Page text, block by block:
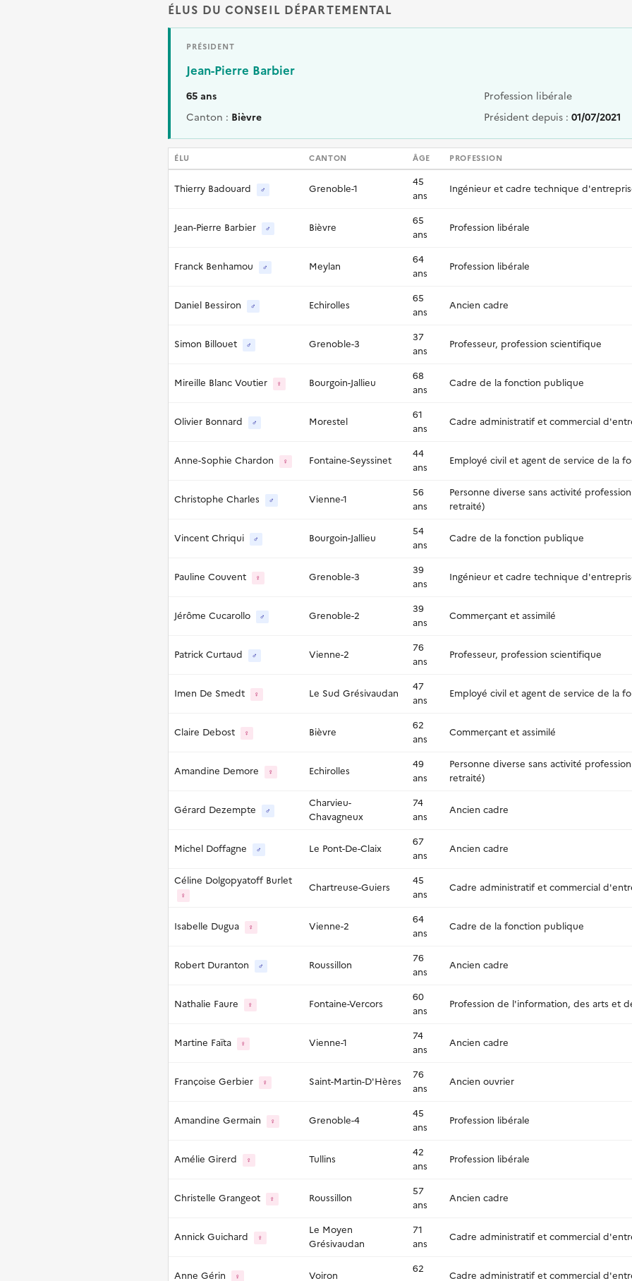
ÉLUS DU CONSEIL DÉPARTEMENTAL
PRÉSIDENT
Jean-Pierre Barbier
65 ans
Profession libérale
Canton : Bièvre Président depuis : 01/07/2021
ÉLU CANTON ÂGE PROFESSION
Thierry Badouard ♂ Grenoble-1
45
ans
Ingénieur et cadre technique
Jean-Pierre Barbier ♂ Bièvre
65
ans
Profession libérale
Franck Benhamou ♂ Meylan
64
ans
Profession libérale
Daniel Bessiron ♂ Echirolles
65
ans
Ancien cadre
Simon Billouet ♂ Grenoble-3
37
ans
Professeur, profession scientifique
Mireille Blanc Voutier ♀ Bourgoin-Jallieu
68
ans
Cadre de la fonction publique
Olivier Bonnard ♂ Morestel
61
ans
Cadre administratif et commercial
Anne-Sophie Chardon ♀ Fontaine-Seyssinet
44
ans
Employé civil et agent de service de la
Christophe Charles ♂ Vienne-1
56
ans
Personne diverse sans activité
retraité)
Vincent Chriqui ♂ Bourgoin-Jallieu
54
ans
Cadre de la fonction publique
Pauline Couvent ♀ Grenoble-3
39
ans
Ingénieur et cadre technique
Jérôme Cucarollo ♂ Grenoble-2
39
ans
Commerçant et assimilé
Patrick Curtaud ♂ Vienne-2
76
ans
Professeur, profession scientifique
Imen De Smedt ♀ Le Sud Grésivaudan
47
ans
Employé civil et agent de service de la
Claire Debost ♀ Bièvre
62
ans
Commerçant et assimilé
Amandine Demore ♀ Echirolles
49
ans
Personne diverse sans activité
retraité)
Gérard Dezempte ♂
Charvieu-
Chavagneux
74
ans
Ancien cadre
Michel Doffagne ♂ Le Pont-De-Claix
67
ans
Ancien cadre
Céline Dolgopyatoff Burlet
♀
Chartreuse-Guiers
45
ans
Cadre administratif et commercial
Isabelle Dugua ♀ Vienne-2
64
ans
Cadre de la fonction publique
Robert Duranton ♂ Roussillon
76
ans
Ancien cadre
Nathalie Faure ♀ Fontaine-Vercors
60
ans
Profession de l'information, des arts et
Martine Faïta ♀ Vienne-1
74
ans
Ancien cadre
Françoise Gerbier ♀ Saint-Martin-D'Hères
76
ans
Ancien ouvrier
Amandine Germain ♀ Grenoble-4
45
ans
Profession libérale
Amélie Girerd ♀ Tullins
42
ans
Profession libérale
Christelle Grangeot ♀ Roussillon
57
ans
Ancien cadre
Annick Guichard ♀
Le Moyen
Grésivaudan
71
ans
Cadre administratif et commercial
Anne Gérin ♀ Voiron
62
Cadre administratif et commercial